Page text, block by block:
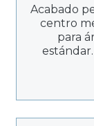
Acabado
centro
para